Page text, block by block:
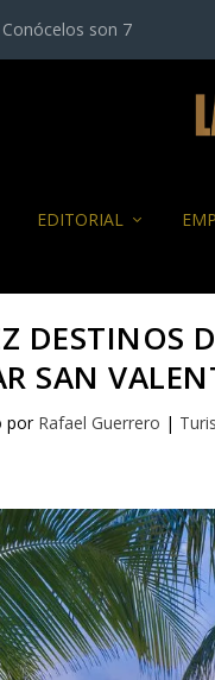
Conócelos son 7
EDITORIAL
DESTINOS
SAN
por Rafael Guerrero |